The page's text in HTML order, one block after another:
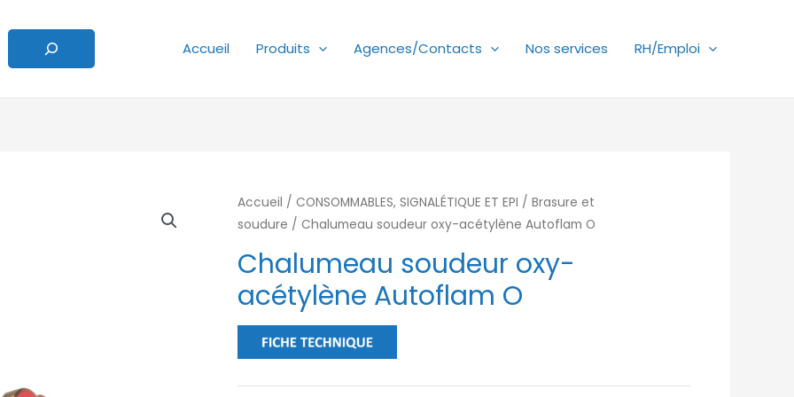
Accueil
Produits Agences/Contacts Nos services RH/Emploi
Accueil /CONSOMMABLES, SIGNALÉTIQUE ET EPI /Brasure et
soudure / Chalumeau soudeur oxy-acétylène Autoflam O
Chalumeau soudeur oxy-
acétylène Autoflam O